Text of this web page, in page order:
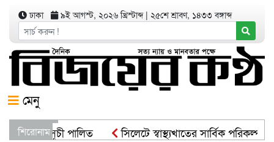
ঢাকা ৯ই আগস্ট, ২০২৬ খ্রিস্টাব্দ| ২৫শে শ্রাবণ, ১৪৩৩ বঙ্গাব্দ
মেনু
শিরোনাম
কর্মসূচী পালিত
সিলেটে স্বাস্থ্যখাতের সার্বিক